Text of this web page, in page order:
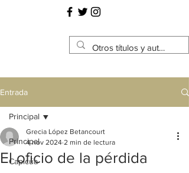
Entrada
Principal
Capicúa
Principal
El oficio de la pérdida
Grecia López Betancourt
4 nov 2024 2 min de lectura